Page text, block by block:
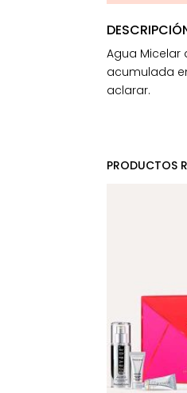
Agua
acumulada
aclarar.
PRODUCTOS